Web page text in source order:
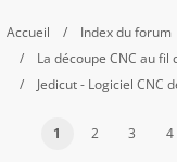
Accueil
Index du forum
La découpe CNC au fil
Jedicut - Logiciel CNC
1 2 3 4